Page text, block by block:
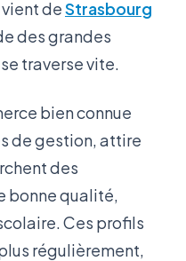
deStrasbourg
des grandes
traverse vite.
bien connue
de gestion, attire
des
bonne qualité,
Ces profils
régulièrement,